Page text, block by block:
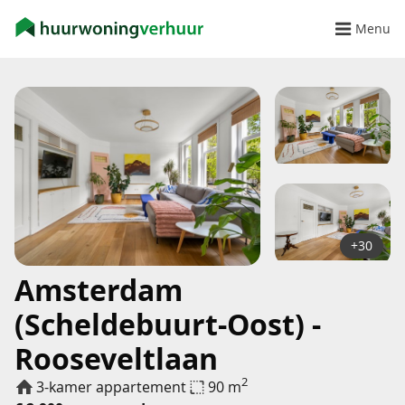
Menu
Amsterdam
(Scheldebuurt-Oost) -
Rooseveltlaan
3-kamer appartement 90 m2
+30